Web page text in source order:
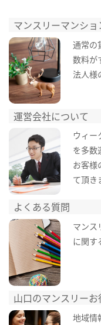
マンスリーマンショ
通常の
数料が
法人様
運営会社について
ウィー
を多数
お客様
て頂き
よくある質問
マンス
に関す
山口のマンスリー
地域情